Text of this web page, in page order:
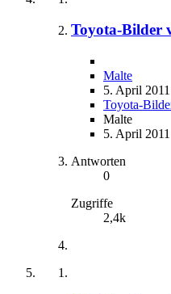
Toyota-Bilder
Malte
5. April
Toyota-
Malte
5. April
Antworten
0
Zugriffe
2,4k